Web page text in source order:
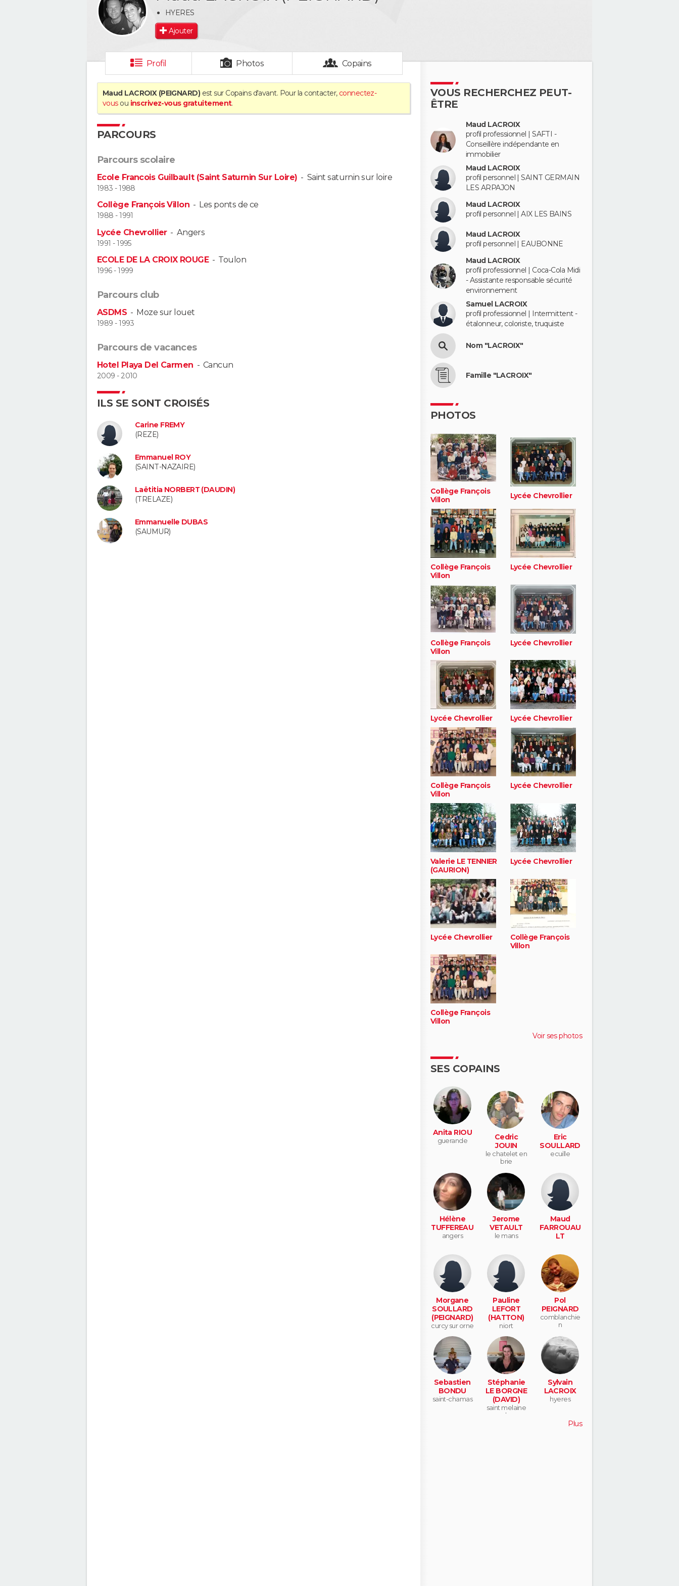
HYERES
Ajouter
Profil Photos Copains
Maud LACROIX (PEIGNARD) est sur Copains d'avant. Pour la contacter, connectez-
vousou inscrivez-vous gratuitement.
PARCOURS
Parcours scolaire
Ecole Francois Guilbault (Saint Saturnin Sur Loire) - Saint saturnin sur loire
1983 - 1988
Collège François Villon - Les ponts de ce
1988 - 1991
Lycée Chevrollier- Angers
1991 - 1995
ECOLE DE LA CROIX ROUGE- Toulon
1996 - 1999
Parcours club
ASDMS - Moze sur louet
1989 - 1993
Parcours de vacances
Hotel Playa Del Carmen - Cancun
2009 - 2010
ILS SE SONT CROISÉS
Carine FREMY
(REZE)
Emmanuel ROY
(SAINT-NAZAIRE)
Laëtitia NORBERT (DAUDIN)
(TRELAZE)
Emmanuelle DUBAS
(SAUMUR)
VOUS RECHERCHEZ PEUT-
ÊTRE
Maud LACROIX
profil professionnel | SAFTI -
Conseillère indépendante en
immobilier
Maud LACROIX
profil personnel | SAINT GERMAIN
LES ARPAJON
Maud LACROIX
profil personnel | AIX LES BAINS
Maud LACROIX
profil personnel | EAUBONNE
Maud LACROIX
profil professionnel | Coca-Cola Midi
- Assistante responsable sécurité
environnement
Samuel LACROIX
profil professionnel | Intermittent -
étalonneur, coloriste, truquiste
Nom "LACROIX"
Famille "LACROIX"
PHOTOS
Collège François
Villon
Lycée Chevrollier
Collège François
Villon
Lycée Chevrollier
Collège François
Villon
Lycée Chevrollier
Lycée Chevrollier Lycée Chevrollier
Collège François
Villon
Lycée Chevrollier
Valerie LE TENNIER
(GAURION)
Lycée Chevrollier
Lycée Chevrollier
Collège François
Villon
Collège François
Villon
Voir ses photos
SES COPAINS
Anita RIOU
guerande
Cedric
JOUIN
le chatelet en
brie
Eric
SOULLARD
ecuille
Hélène
TUFFEREAU
angers
Jerome
VETAULT
le mans
Maud
FARROUAU
LT
Morgane
SOULLARD
(PEIGNARD)
curcy sur orne
Pauline
LEFORT
(HATTON)
niort
Pol
PEIGNARD
comblanchie
n
Sebastien
BONDU
saint-chamas
Stéphanie
LE BORGNE
(DAVID)
saint melaine
sur aubance
Sylvain
LACROIX
hyeres
Plus